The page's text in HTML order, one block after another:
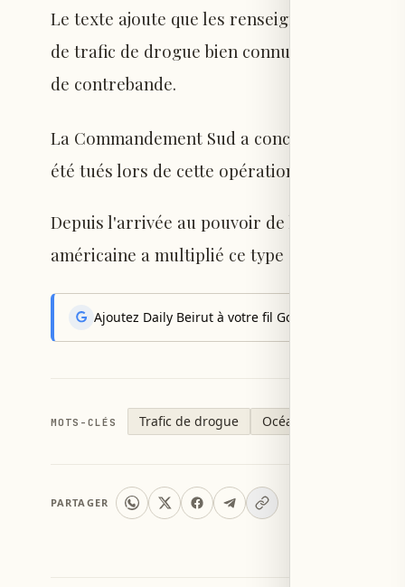
Le texte ajoute que les renseignements ont
de trafic de drogue bien connues dans l'est
de contrebande.
La Commandement Sud a conclu son
été tués lors de cette opération et qu'aucun
Depuis l'arrivée au pouvoir de
américaine a multiplié ce type d'attaques.
Ajoutez Daily Beirut à votre fil Google News pour
MOTS-CLÉS Trafic de drogue Océan Pacifique
PARTAGER